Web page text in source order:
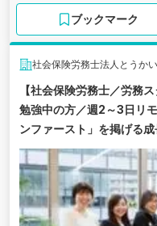
ブックマーク
社会保険労務士法人とうかい
【社会保険労務士／労務
勉強中の方／週2～3日リ
ンファースト」を掲げる